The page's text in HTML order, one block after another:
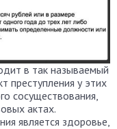
в так называемый
преступления у этих
сосуществования,
актах.
является здоровье,